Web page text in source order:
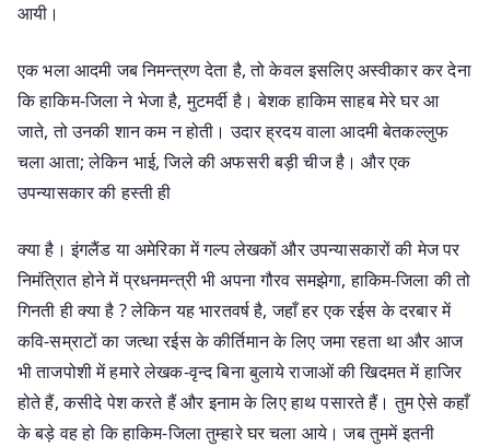
आयी।
एक भला आदमी जब निमन्त्रण देता है, तो केवल इसलिए अस्वीकार कर देना
कि हाकिम-जिला ने भेजा है, मुटमर्दी है। बेशक हाकिम साहब मेरे घर आ
जाते, तो उनकी शान कम न होती। उदार ह्रदय वाला आदमी बेतकल्लुफ
चला आता; लेकिन भाई, जिले की अफसरी बड़ी चीज है। और एक
उपन्यासकार की हस्ती ही
क्या है। इंगलैंड या अमेरिका में गल्प लेखकों और उपन्यासकारों की मेज पर
निमंत्रिात होने में प्रधनमन्त्री भी अपना गौरव समझेगा, हाकिम-जिला की तो
गिनती ही क्या है ? लेकिन यह भारतवर्ष है, जहाँ हर एक रईस के दरबार में
कवि-सम्राटों का जत्था रईस के कीर्तिमान के लिए जमा रहता था और आज
भी ताजपोशी में हमारे लेखक-वृन्द बिना बुलाये राजाओं की खिदमत में हाजिर
होते हैं, कसीदे पेश करते हैं और इनाम के लिए हाथ पसारते हैं। तुम ऐसे कहाँ
के बड़े वह हो कि हाकिम-जिला तुम्हारे घर चला आये। जब तुममें इतनी